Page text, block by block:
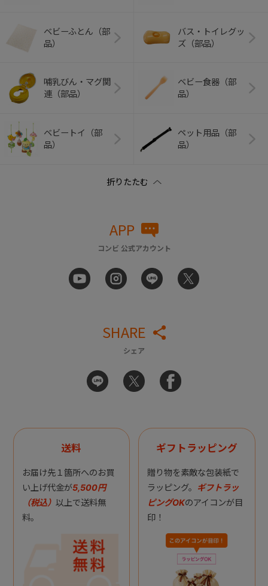
ベビーふとん（部
品）
バス・トイレグッ
ズ（部品）
哺乳びん・マグ関
連（部品）
ベビー食器（部
品）
ベビートイ（部
品）
ペット用品（部
品）
APP
コンビ 公式アカウント
SHARE
シェア
送料
お届け先１箇所へのお買
い上げ代金が5,500円
（税込） 以上で送料無
料。
ギフトラッピング
贈り物を素敵な包装紙で
ラッピング。 ギフトラッ
ピングOKのアイコンが目
印！